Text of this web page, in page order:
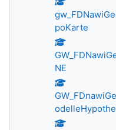
poKarte
NE